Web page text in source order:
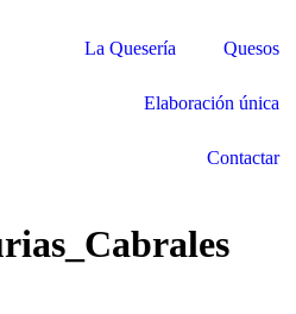
La Quesería Quesos
Elaboración única
Contactar